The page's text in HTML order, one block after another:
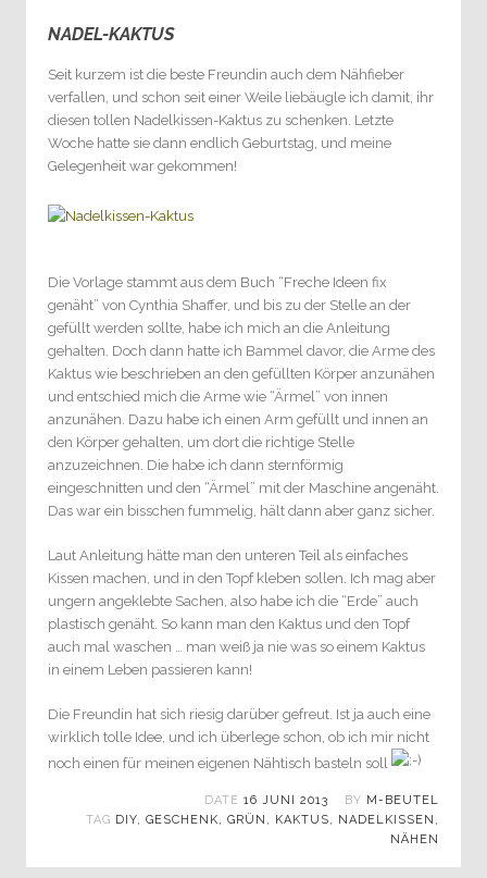
NADEL-KAKTUS
Seit kurzem ist die beste Freundin auch dem Nähfieber
verfallen, und schon seit einer Weile liebäugle ich damit, ihr
diesen tollen Nadelkissen-Kaktus zu schenken. Letzte
Woche hatte sie dann endlich Geburtstag, und meine
Gelegenheit war gekommen!
Die Vorlage stammt aus dem Buch “Freche Ideen fix
genäht” von Cynthia Shaffer, und bis zu der Stelle an der
gefüllt werden sollte, habe ich mich an die Anleitung
gehalten. Doch dann hatte ich Bammel davor, die Arme des
Kaktus wie beschrieben an den gefüllten Körper anzunähen
und entschied mich die Arme wie “Ärmel” von innen
anzunähen. Dazu habe ich einen Arm gefüllt und innen an
den Körper gehalten, um dort die richtige Stelle
anzuzeichnen. Die habe ich dann sternförmig
eingeschnitten und den “Ärmel” mit der Maschine angenäht.
Das war ein bisschen fummelig, hält dann aber ganz sicher.
Laut Anleitung hätte man den unteren Teil als einfaches
Kissen machen, und in den Topf kleben sollen. Ich mag aber
ungern angeklebte Sachen, also habe ich die “Erde” auch
plastisch genäht. So kann man den Kaktus und den Topf
auch mal waschen … man weiß ja nie was so einem Kaktus
in einem Leben passieren kann!
Die Freundin hat sich riesig darüber gefreut. Ist ja auch eine
wirklich tolle Idee, und ich überlege schon, ob ich mir nicht
noch einen für meinen eigenen Nähtisch basteln soll
DATE 16 JUNI 2013 BY M-BEUTEL
TAG DIY, GESCHENK, GRÜN , KAKTUS, NADELKISSEN ,
NÄHEN